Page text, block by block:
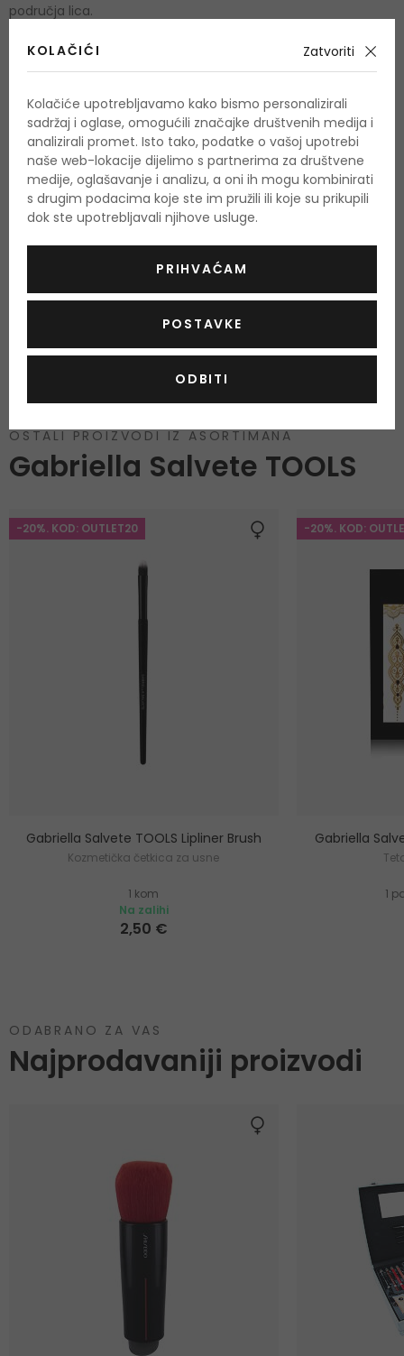
područja lica.
Količina i sastojci
Količina: 1 kom
Ukoliko želite dobiti popis sastojaka za ovaj proizvod, molimo
Vas da nam pošaljete e-mail i mi ćemo vam poslati sliku
proizvoda sa prikazanim sastojcima. Proizvođači redovito
mijenjaju sastojke i često nas čak i ne informiraju o tome. Na
Vrsta kista za highlighter
OSTALI PROIZVODI IZ ASORTIMANA
Gabriella Salvete TOOLS
-20%. KOD: OUTLET20
Gabriella Salvete TOOLS Lipliner Brush
Kozmetička četkica za usne
1 kom
Na zalihi
2,50 €
-20%. KOD:
Gabriella
1
ODABRANO ZA VAS
Najprodavaniji proizvodi
KOLAČIĆI Zatvoriti
Kolačiće upotrebljavamo kako bismo personalizirali
sadržaj i oglase, omogućili značajke društvenih medija i
analizirali promet. Isto tako, podatke o vašoj upotrebi
naše web-lokacije dijelimo s partnerima za društvene
medije, oglašavanje i analizu, a oni ih mogu kombinirati
s drugim podacima koje ste im pružili ili koje su prikupili
dok ste upotrebljavali njihove usluge.
PRIHVAĆAM
POSTAVKE
ODBITI